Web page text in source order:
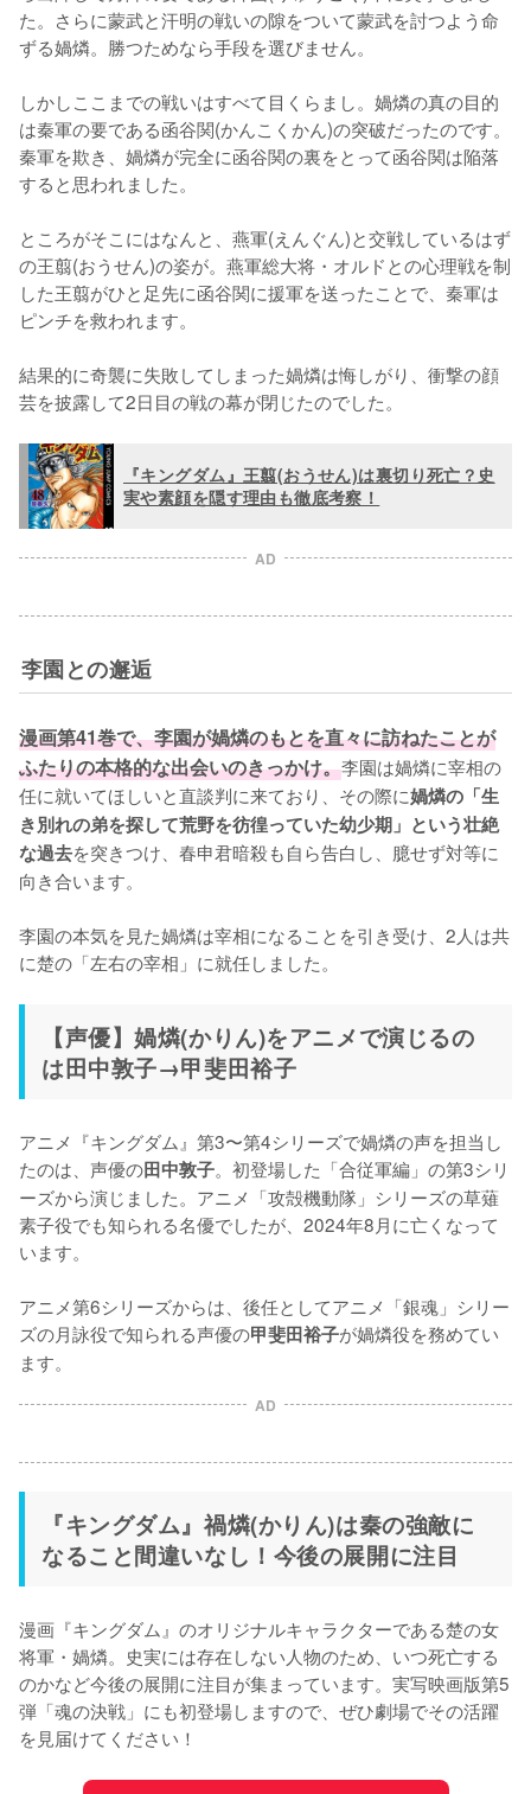
た。さらに蒙武と汗明の戦いの隙をついて蒙武を討つよう命
ずる媧燐。勝つためなら手段を選びません。
しかしここまでの戦いはすべて目くらまし。媧燐の真の目的
は秦軍の要である函谷関(かんこくかん)の突破だったのです。
秦軍を欺き、媧燐が完全に函谷関の裏をとって函谷関は陥落
すると思われました。
ところがそこにはなんと、燕軍(えんぐん)と交戦しているはず
の王翦(おうせん)の姿が。燕軍総大将・オルドとの心理戦を制
した王翦がひと足先に函谷関に援軍を送ったことで、秦軍は
ピンチを救われます。
結果的に奇襲に失敗してしまった媧燐は悔しがり、衝撃の顔
芸を披露して2日目の戦の幕が閉じたのでした。
『キングダム』王翦(おうせん)は裏切り死亡？史
実や素顔を隠す理由も徹底考察！
AD
李園との邂逅
漫画第41巻で、李園が媧燐のもとを直々に訪ねたことが
ふたりの本格的な出会いのきっかけ。李園は媧燐に宰相の
任に就いてほしいと直談判に来ており、その際に媧燐の「生
き別れの弟を探して荒野を彷徨っていた幼少期」という壮絶
な過去を突きつけ、春申君暗殺も自ら告白し、臆せず対等に
向き合います。
李園の本気を見た媧燐は宰相になることを引き受け、2人は共
に楚の「左右の宰相」に就任しました。
【声優】媧燐(かりん)をアニメで演じるの
は田中敦子→甲斐田裕子
アニメ『キングダム』第3〜第4シリーズで媧燐の声を担当し
たのは、声優の田中敦子。初登場した「合従軍編」の第3シリ
ーズから演じました。アニメ「攻殻機動隊」シリーズの草薙
素子役でも知られる名優でしたが、2024年8月に亡くなって
います。
アニメ第6シリーズからは、後任としてアニメ「銀魂」シリー
ズの月詠役で知られる声優の甲斐田裕子が媧燐役を務めてい
ます。
AD
『キングダム』禍燐(かりん)は秦の強敵に
なること間違いなし！今後の展開に注目
漫画『キングダム』のオリジナルキャラクターである楚の女
将軍・媧燐。史実には存在しない人物のため、いつ死亡する
のかなど今後の展開に注目が集まっています。実写映画版第5
弾「魂の決戦」にも初登場しますので、ぜひ劇場でその活躍
を見届けてください！